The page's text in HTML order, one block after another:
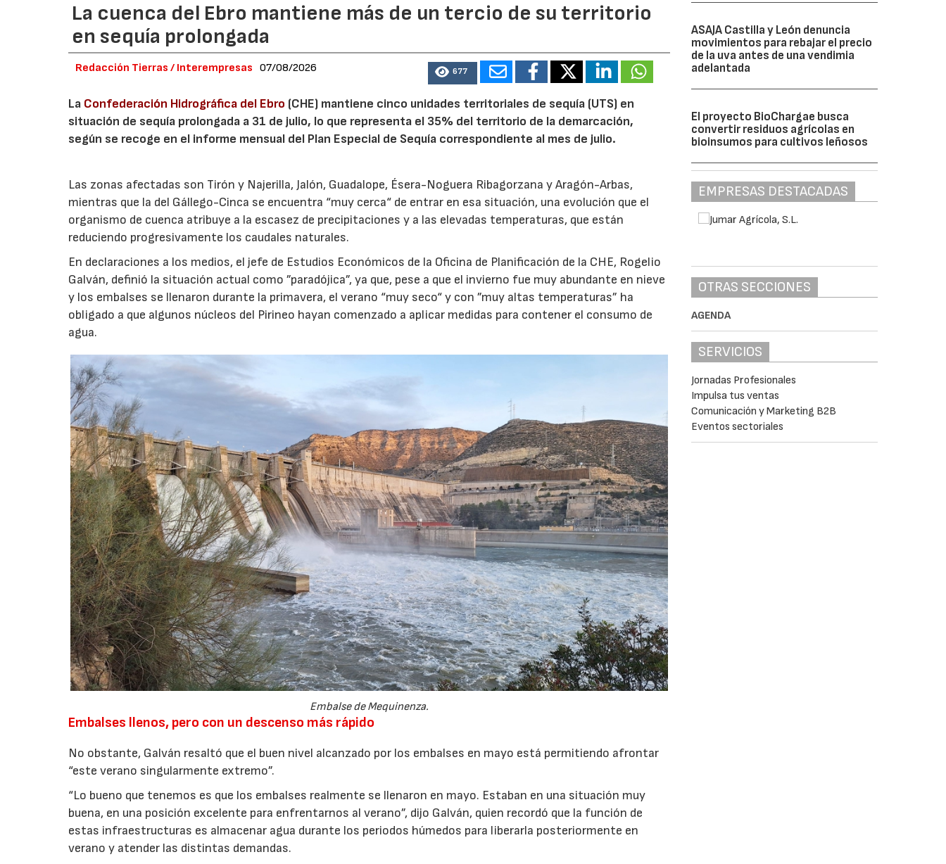
La cuenca del Ebro mantiene más de un tercio de su territorio
en sequía prolongada
Redacción Tierras / Interempresas 07/08/2026 677
La Confederación Hidrográfica del Ebro (CHE) mantiene cinco unidades territoriales de sequía (UTS) en
situación de sequía prolongada a 31 de julio, lo que representa el 35% del territorio de la demarcación,
según se recoge en el informe mensual del Plan Especial de Sequía correspondiente al mes de julio.
Las zonas afectadas son Tirón y Najerilla, Jalón, Guadalope, Ésera-Noguera Ribagorzana y Aragón-Arbas,
mientras que la del Gállego-Cinca se encuentra “muy cerca“ de entrar en esa situación, una evolución que el
organismo de cuenca atribuye a la escasez de precipitaciones y a las elevadas temperaturas, que están
reduciendo progresivamente los caudales naturales.
En declaraciones a los medios, el jefe de Estudios Económicos de la Oficina de Planificación de la CHE, Rogelio
Galván, definió la situación actual como ”paradójica”, ya que, pese a que el invierno fue muy abundante en nieve
y los embalses se llenaron durante la primavera, el verano “muy seco“ y con ”muy altas temperaturas” ha
obligado a que algunos núcleos del Pirineo hayan comenzado a aplicar medidas para contener el consumo de
agua.
Embalse de Mequinenza.
Embalses llenos, pero con un descenso más rápido
No obstante, Galván resaltó que el buen nivel alcanzado por los embalses en mayo está permitiendo afrontar
“este verano singularmente extremo”.
“Lo bueno que tenemos es que los embalses realmente se llenaron en mayo. Estaban en una situación muy
buena, en una posición excelente para enfrentarnos al verano”, dijo Galván, quien recordó que la función de
estas infraestructuras es almacenar agua durante los periodos húmedos para liberarla posteriormente en
verano y atender las distintas demandas.
ASAJA Castilla y León denuncia
movimientos para rebajar el precio
de la uva antes de una vendimia
adelantada
El proyecto BioChargae busca
convertir residuos agrícolas en
bioinsumos para cultivos leñosos
EMPRESAS DESTACADAS
OTRAS SECCIONES
AGENDA
SERVICIOS
Jornadas Profesionales
Impulsa tus ventas
Comunicación y Marketing B2B
Eventos sectoriales